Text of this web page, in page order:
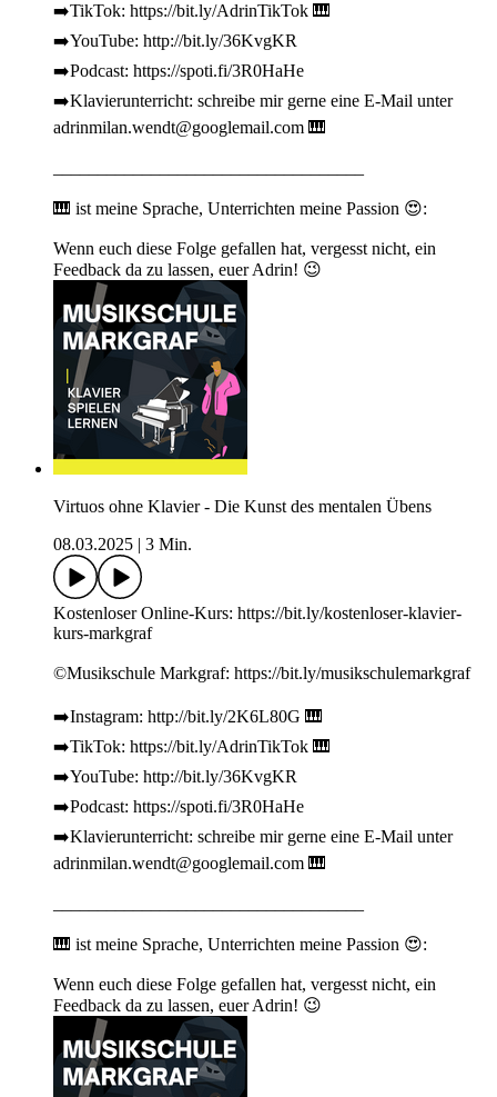
➡️TikTok: https://bit.ly/AdrinTikTok 🎹
➡️YouTube: http://bit.ly/36KvgKR
➡️Podcast: https://spoti.fi/3R0HaHe
➡️Klavierunterricht: schreibe mir gerne eine E-Mail unter
adrinmilan.wendt@googlemail.com 🎹
🎹 ist meine Sprache, Unterrichten meine Passion 😍:
Wenn euch diese Folge gefallen hat, vergesst nicht, ein
Feedback da zu lassen, euer Adrin! 😉
Virtuos ohne Klavier - Die Kunst des mentalen Übens
08.03.2025
3 Min.
Kostenloser Online-Kurs: https://bit.ly/kostenloser-klavier-
kurs-markgraf
©Musikschule Markgraf: https://bit.ly/musikschulemarkgraf
➡️Instagram: http://bit.ly/2K6L80G 🎹
➡️TikTok: https://bit.ly/AdrinTikTok 🎹
➡️YouTube: http://bit.ly/36KvgKR
➡️Podcast: https://spoti.fi/3R0HaHe
➡️Klavierunterricht: schreibe mir gerne eine E-Mail unter
adrinmilan.wendt@googlemail.com 🎹
🎹 ist meine Sprache, Unterrichten meine Passion 😍:
Wenn euch diese Folge gefallen hat, vergesst nicht, ein
Feedback da zu lassen, euer Adrin! 😉